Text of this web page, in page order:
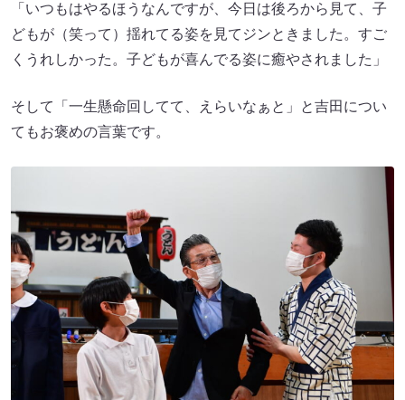
「いつもはやるほうなんですが、今日は後ろから見て、子
どもが（笑って）揺れてる姿を見てジンときました。すご
くうれしかった。子どもが喜んでる姿に癒やされました」
そして「一生懸命回してて、えらいなぁと」と吉田につい
てもお褒めの言葉です。